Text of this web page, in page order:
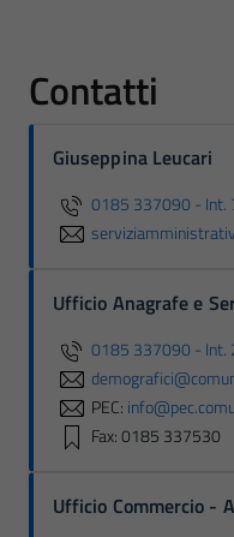
Contatti
Giuseppina Leucari
0185 337090 - Int.
Ufficio Anagrafe e
0185 337090 - Int.
PEC:
Fax: 0185 337530
Ufficio Commercio -